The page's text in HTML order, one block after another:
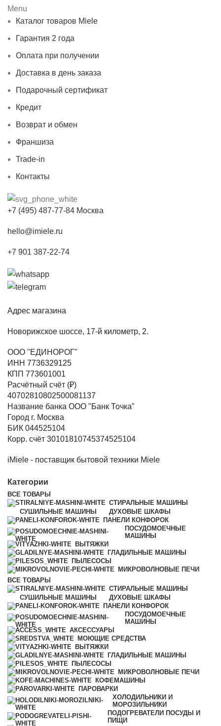
Menu
Каталог товаров Miele
Гарантия 2 года
Оплата при получении
Доставка в день заказа
Подарочный сертификат
Кредит
Возврат и обмен
Франшиза
Trade-in
Контакты
+7 (495) 487-77-84 Москва
hello@imiele.ru
+7 901 387-22-74
Адрес магазина
Новорижское шоссе, 17-й километр, 2.
ООО "ЕДИНОРОГ"
ИНН 7736329125
КПП 773601001
Расчётный счёт (₽)
40702810802500081137
Название банка ООО "Банк Точка"
Город г. Москва
БИК 044525104
Корр. счёт 30101810745374525104
iMiele - поставщик бытовой техники Miele
Категории
ВСЕ ТОВАРЫ
СТИРАЛЬНЫЕ МАШИНЫ
СУШИЛЬНЫЕ МАШИНЫ
ДУХОВЫЕ ШКАФЫ
ПАНЕЛИ КОНФОРОК
ПОСУДОМОЕЧНЫЕ
МАШИНЫ
ВЫТЯЖКИ
ГЛАДИЛЬНЫЕ МАШИНЫ
ПЫЛЕСОСЫ
МИКРОВОЛНОВЫЕ ПЕЧИ
ВСЕ ТОВАРЫ
СТИРАЛЬНЫЕ МАШИНЫ
СУШИЛЬНЫЕ МАШИНЫ
ДУХОВЫЕ ШКАФЫ
ПАНЕЛИ КОНФОРОК
ПОСУДОМОЕЧНЫЕ
МАШИНЫ
АКСЕССУАРЫ
МОЮЩИЕ СРЕДСТВА
ВЫТЯЖКИ
ГЛАДИЛЬНЫЕ МАШИНЫ
ПЫЛЕСОСЫ
МИКРОВОЛНОВЫЕ ПЕЧИ
КОФЕМАШИНЫ
ПАРОВАРКИ
ХОЛОДИЛЬНИКИ И
МОРОЗИЛЬНИКИ
ПОДОГРЕВАТЕЛИ ПОСУДЫ И
ПИЩИ